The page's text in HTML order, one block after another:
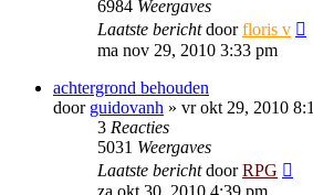
6984 Weergaves
Laatste berichtdoorfloris v
ma nov 29, 2010 3:33 pm
achtergrond behouden
door guidovanh » vr okt 29, 2010
3 Reacties
5031 Weergaves
Laatste berichtdoorRPG
za okt 30, 2010 4:39 pm